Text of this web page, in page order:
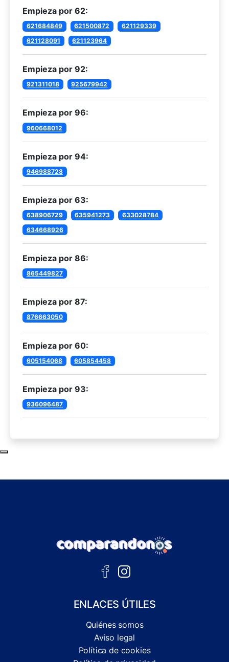
Empieza por 62:
621684849 621500872
621129339
621128091
621123964
Empieza por 92:
921311018 925679942
Empieza por 96:
960668012
Empieza por 94:
946988728
Empieza por 63:
638906729 635941273
633028784
634668926
Empieza por 86:
865449827
Empieza por 87:
876663050
Empieza por 60:
605154068 605854458
Empieza por 93:
936096487
ENLACES ÚTILES
Quiénes somos
Aviso legal
Política de cookies